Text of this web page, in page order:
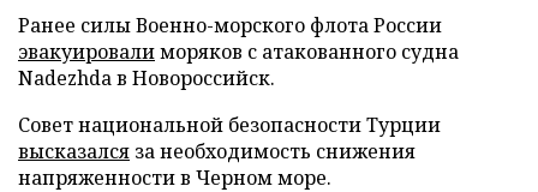
Ранее силы Военно-морского флота России
эвакуировалиморяков с атакованного судна
Nadezhda в Новороссийск.
Совет национальной безопасности Турции
высказался за необходимость снижения
напряженности в Черном море.